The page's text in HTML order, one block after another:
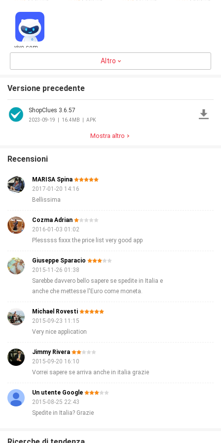
Mobiles,
vivo.com
Altro
Versione precedente
ShopClues 3.6.57
2023-09-19 16.4MB APK
Mostra altro
Recensioni
MARISA Spina
2017-01-20 14:16
Bellissima
Cozma Adrian
2016-01-03 01:02
Plesssss fixxx the price list very good app
Giuseppe Sparacio
2015-11-26 01:38
Sarebbe davvero bello sapere se spedite in Italia e
anche che mettesse l'Euro come moneta.
Michael Rovesti
2015-09-23 11:15
Very nice application
Jimmy Rivera
2015-09-20 16:10
Vorrei sapere se arriva anche in italia grazie
Un utente Google
2015-08-25 22:43
Spedite in Italia? Grazie